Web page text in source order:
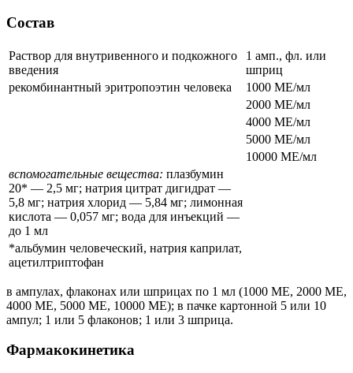
Состав
Раствор для внутривенного и подкожного
введения
1 амп., фл. или
шприц
рекомбинантный эритропоэтин человека
1000 МЕ/мл
2000 МЕ/мл
4000 МЕ/мл
5000 МЕ/мл
10000 МЕ/мл
вспомогательные вещества: плазбумин
20* — 2,5 мг; натрия цитрат дигидрат —
5,8 мг; натрия хлорид — 5,84 мг; лимонная
кислота — 0,057 мг; вода для инъекций —
до 1 мл
*альбумин человеческий, натрия каприлат,
ацетилтриптофан
в ампулах, флаконах или шприцах по 1 мл (1000 МЕ, 2000 МЕ,
4000 МЕ, 5000 МЕ, 10000 МЕ); в пачке картонной 5 или 10
ампул; 1 или 5 флаконов; 1 или 3 шприца.
Фармакокинетика